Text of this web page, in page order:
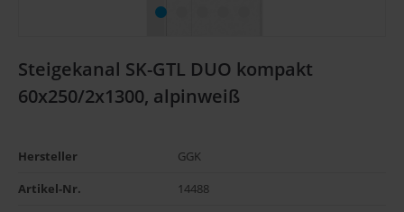
Steigekanal SK-GTL DUO kompakt
60x250/2x1300, alpinweiß
Hersteller GGK
Artikel-Nr. 14488